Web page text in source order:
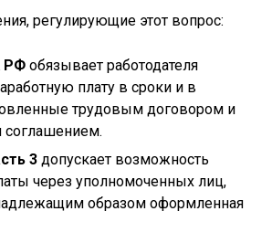
регулирующие этот вопрос:
РФ обязывает работодателя
плату в сроки и в
трудовым договором и
3 допускает возможность
через уполномоченных лиц,
образом оформленная